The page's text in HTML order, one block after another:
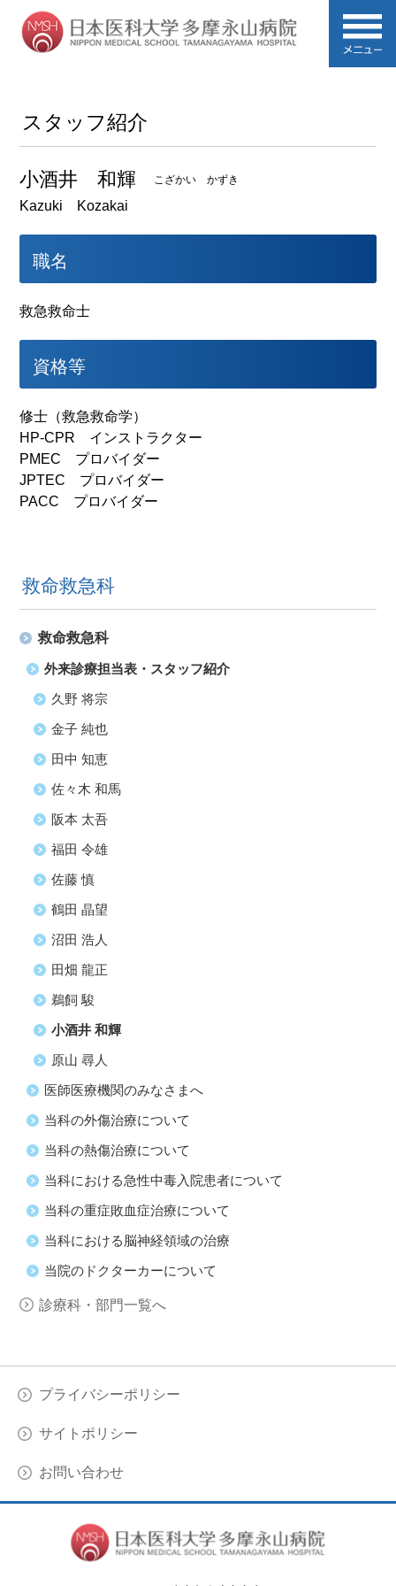
スタッフ紹介
小酒井 和輝 こざかい かずき
Kazuki Kozakai
職名
救急救命士
資格等
修士（救急救命学）
HP-CPR インストラクター
PMEC プロバイダー
JPTEC プロバイダー
PACC プロバイダー
救命救急科
救命救急科
外来診療担当表・スタッフ紹介
久野 将宗
金子 純也
田中 知恵
佐々木 和馬
阪本 太吾
福田 令雄
佐藤 慎
鶴田 晶望
沼田 浩人
田畑 龍正
鵜飼 駿
小酒井 和輝
原山 尋人
医師医療機関のみなさまへ
当科の外傷治療について
当科の熱傷治療について
当科における急性中毒入院患者について
当科の重症敗血症治療について
当科における脳神経領域の治療
当院のドクターカーについて
診療科・部門一覧へ
プライバシーポリシー
サイトポリシー
お問い合わせ